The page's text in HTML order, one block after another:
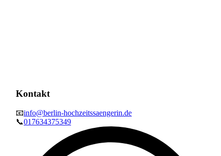
Kontakt
📧info@berlin-hochzeitssaengerin.de
📞017634375349